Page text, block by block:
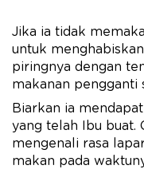
Jika ia tidak
untuk
piringnya dengan
makanan pengganti
Biarkan ia
yang telah Ibu buat.
mengenali rasa
makan pada